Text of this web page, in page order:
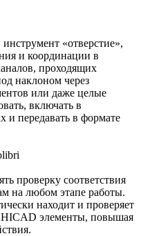
«отверстие»,
и координации в
проходящих
наклоном через
или даже целые
включать в
и передавать в формате
проверку соответствия
на любом этапе работы.
находит и проверяет
элементы, повышая